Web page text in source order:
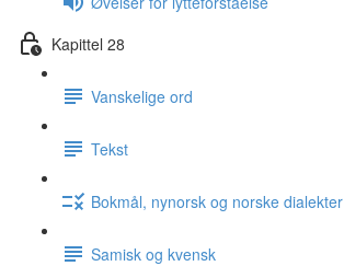
Kapittel 28
Vanskelige ord
Tekst
Bokmål, nynorsk og norske dialekter
Samisk og kvensk